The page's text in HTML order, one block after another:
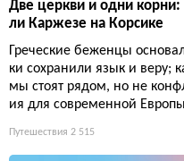
Две церкви и одни
ли Каржезе на Корсике
Греческие беженцы
ки сохранили язык и веру;
мы стоят рядом, но не
ия для современной
Путешествия 2 515